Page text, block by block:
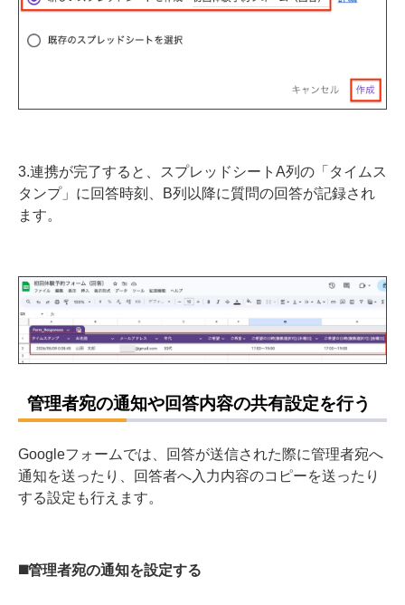
3.連携が完了すると、スプレッドシートA列の「タイムス
タンプ」に回答時刻、B列以降に質問の回答が記録され
ます。
管理者宛の通知や回答内容の共有設定を行う
Googleフォームでは、回答が送信された際に管理者宛へ
通知を送ったり、回答者へ入力内容のコピーを送ったり
する設定も行えます。
◼️管理者宛の通知を設定する